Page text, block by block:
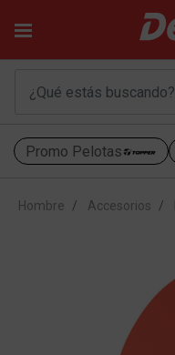
Promo Pelotas
Hombre Accesorios